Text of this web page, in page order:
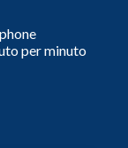
per minuto